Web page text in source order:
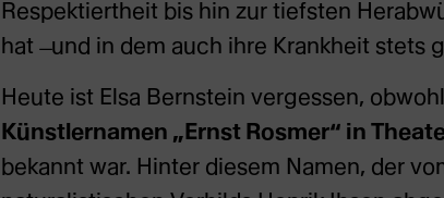
Respektiertheit bis hin zur tiefsten
hat ̶ und in dem auch ihre Krankheit stets
Heute ist Elsa Bernstein vergessen,
Künstlernamen „Ernst Rosmer“ in
bekannt war. Hinter diesem Namen, der